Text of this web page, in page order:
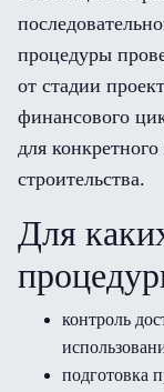
процедуры
от стадии
финансового
для
строительства.
Для
контроль
подготовка